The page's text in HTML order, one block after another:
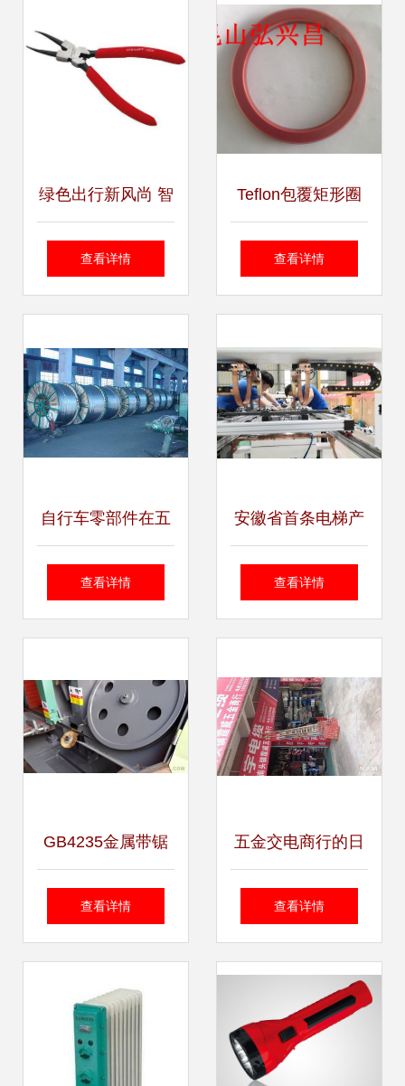
业支持
绿色出行新风尚 智
能山地自行车全方
查看详情
Teflon包覆矩形圈
高效密封的卓越选
电子品质保障
查看详情
自行车零部件在五
金机电市场的崛起
出行解决方案
查看详情
安徽省首条电梯产
线驶向海外 马鞍山
查看详情
GB4235金属带锯
床 卧式双立柱液压
选
查看详情
五金交电商行的日
常坚守与无限可能
查看详情